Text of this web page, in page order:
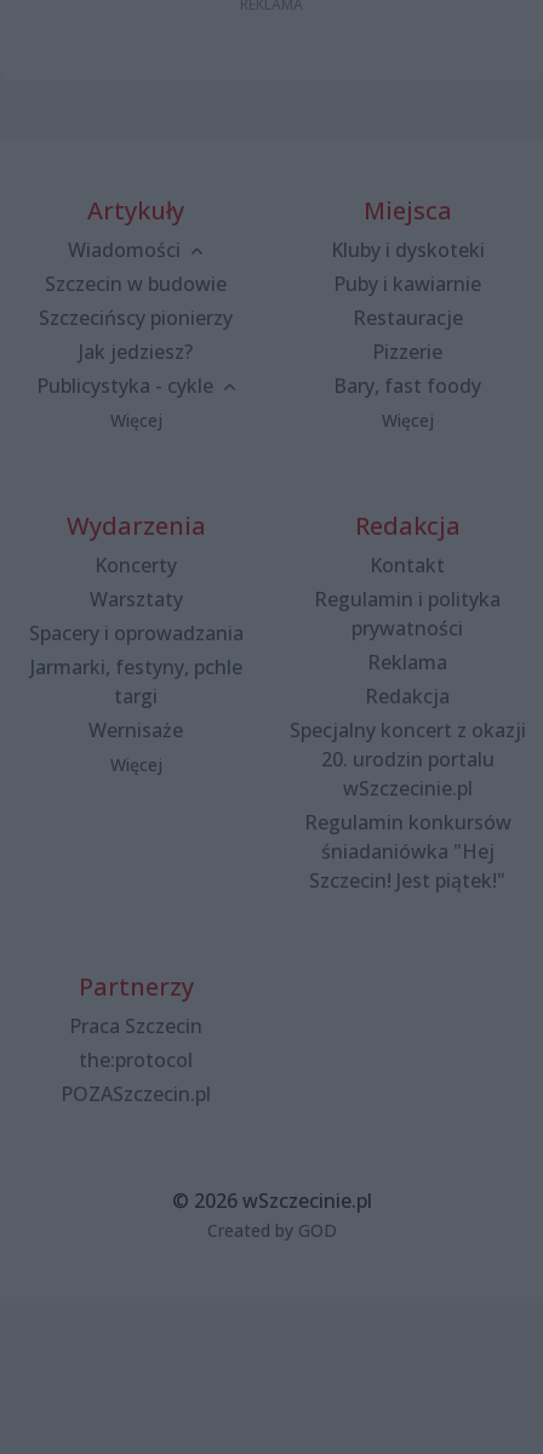
Artykuły
Wiadomości
Szczecin w budowie
Szczecińscy pionierzy
Jak jedziesz?
Publicystyka - cykle
Więcej
Miejsca
Kluby i dyskoteki
Puby i kawiarnie
Restauracje
Pizzerie
Bary, fast foody
Więcej
Wydarzenia
Koncerty
Warsztaty
Spacery i oprowadzania
Jarmarki, festyny, pchle
targi
Wernisaże
Więcej
Redakcja
Kontakt
Regulamin i polityka
prywatności
Reklama
Redakcja
Specjalny koncert z okazji
20. urodzin portalu
wSzczecinie.pl
Regulamin konkursów
śniadaniówka "Hej
Szczecin! Jest piątek!"
Partnerzy
Praca Szczecin
the:protocol
POZASzczecin.pl
© 2026 wSzczecinie.pl
Created by GOD